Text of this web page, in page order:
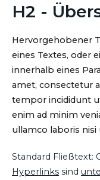
H2 -
Hervorgehobener
eines Textes, oder
innerhalb eines
amet, consectetur
tempor incididunt
enim ad minim
ullamco laboris nisi
Standard Fließtext:
Hyperlinks sind